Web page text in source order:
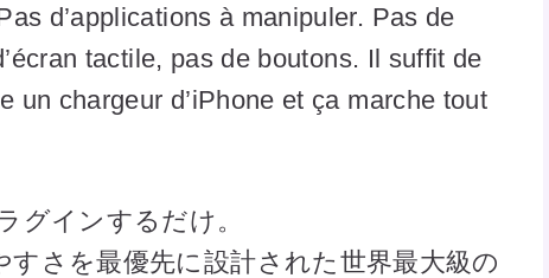
d’applications à manipuler. Pas de
tactile, pas de boutons. Il suffit de
un chargeur d’iPhone et ça marche tout
グインするだけ。
さを最優先に設計された世界最大級の